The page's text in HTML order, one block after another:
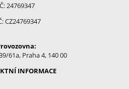
24769347
CZ24769347
61a, Praha 4, 140 00
INFORMACE